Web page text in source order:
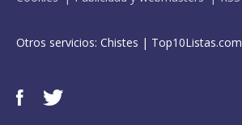
Otros servicios: Chistes | Top10Listas.com